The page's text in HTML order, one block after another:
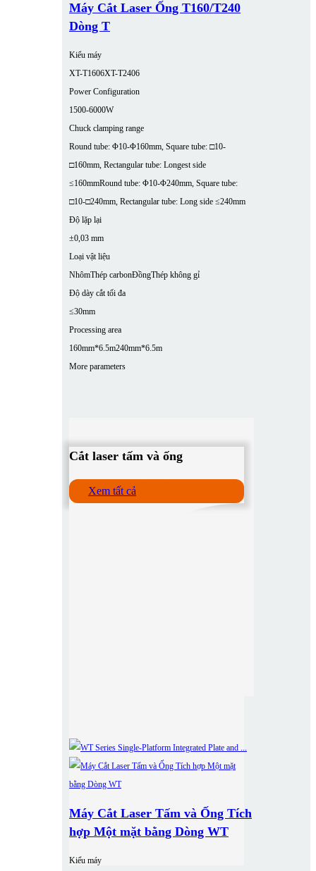
Máy Cắt Laser Ống T160/T240
Dòng T
Kiểu máy
XT-T1606XT-T2406
Power Configuration
1500-6000W
Chuck clamping range
Round tube: Φ10-Φ160mm, Square tube: □10-
□160mm, Rectangular tube: Longest side
≤160mmRound tube: Φ10-Φ240mm, Square tube:
□10-□240mm, Rectangular tube: Long side ≤240mm
Độ lặp lại
±0,03 mm
Loại vật liệu
NhômThép carbonĐồngThép không gỉ
Độ dày cắt tối đa
≤30mm
Processing area
160mm*6.5m240mm*6.5m
More parameters
Cắt laser tấm và ống
Xem tất cả
Máy Cắt Laser Tấm và Ống Tích
hợp Một mặt bằng Dòng WT
Kiểu máy